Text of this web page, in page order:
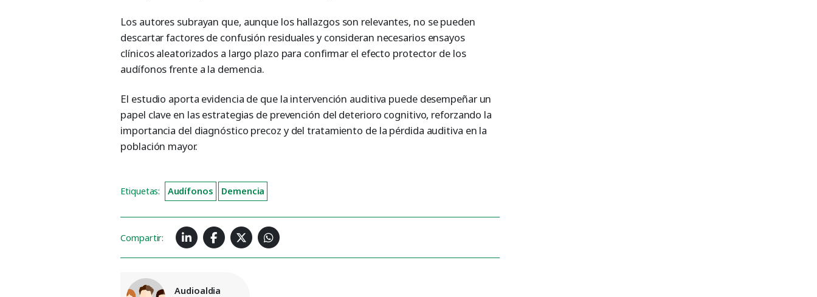
Los autores subrayan que, aunque los hallazgos son relevantes, no se pueden
descartar factores de confusión residuales y consideran necesarios ensayos
clínicos aleatorizados a largo plazo para confirmar el efecto protector de los
audífonos frente a la demencia.
El estudio aporta evidencia de que la intervención auditiva puede desempeñar un
papel clave en las estrategias de prevención del deterioro cognitivo, reforzando la
importancia del diagnóstico precoz y del tratamiento de la pérdida auditiva en la
población mayor.
Etiquetas: Audífonos Demencia
Compartir:
Audioaldia